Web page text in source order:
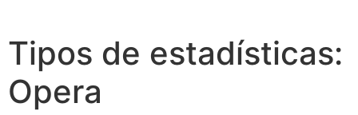
Tipos de estadísticas:
Opera